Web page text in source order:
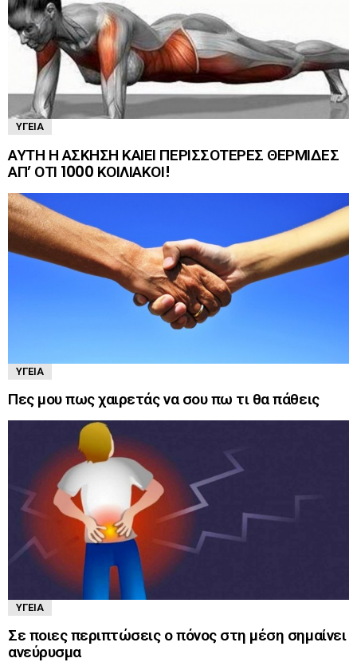
ΥΓΕΊΑ
ΑΥΤΗ Η ΑΣΚΗΣΗ ΚΑΙΕΙ ΠΕΡΙΣΣΟΤΕΡΕΣ ΘΕΡΜΙΔΕΣ
ΑΠ’ ΟΤΙ 1000 ΚΟΙΛΙΑΚΟΙ!
ΥΓΕΊΑ
Πες μου πως χαιρετάς να σου πω τι θα πάθεις
ΥΓΕΊΑ
Σε ποιες περιπτώσεις ο πόνος στη μέση σημαίνει
ανεύρυσμα